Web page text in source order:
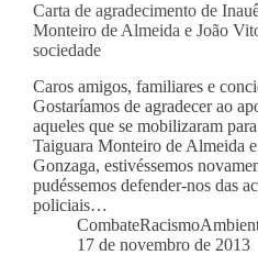
Carta de agradecimento de
Monteiro de Almeida e João
sociedade
Caros amigos, familiares e
Gostaríamos de agradecer ao
aqueles que se mobilizaram
Taiguara Monteiro de Almeida
Gonzaga, estivéssemos
pudéssemos defender-nos das
policiais…
17 de novembro de 2013